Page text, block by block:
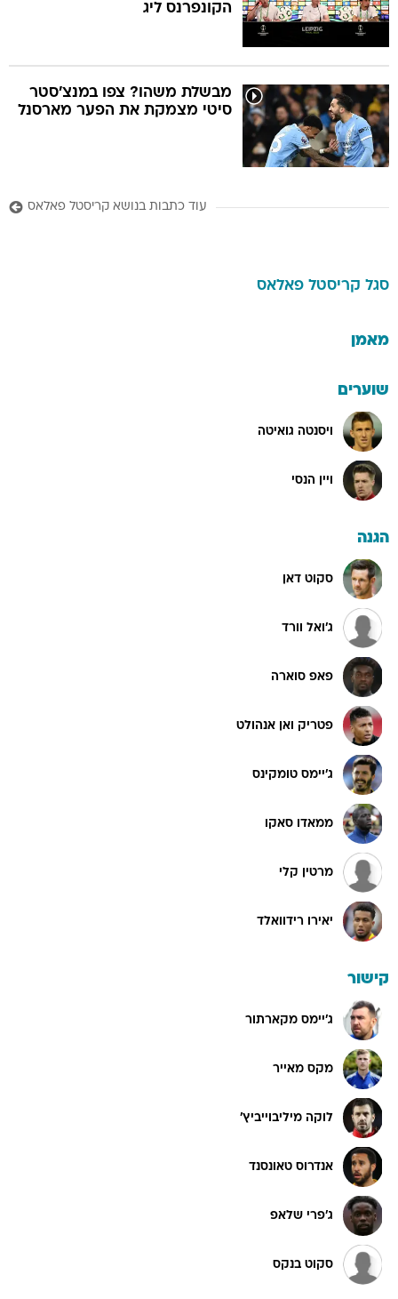
הקונפרנס ליג
מבשלת משהו? צפו במנצ'סטר
סיטי מצמקת את הפער מארסנל
עוד כתבות בנושא קריסטל פאלאס
סגל קריסטל פאלאס
מאמן
שוערים
ויסנטה גואיטה
ויין הנסי
הגנה
סקוט דאן
ג'ואל וורד
פאפ סוארה
פטריק ואן אנהולט
ג'יימס טומקינס
ממאדו סאקו
מרטין קלי
יאירו רידוואלד
קישור
ג'יימס מקארתור
מקס מאייר
לוקה מיליבוייביץ'
אנדרוס טאונסנד
ג'פרי שלאפ
סקוט בנקס